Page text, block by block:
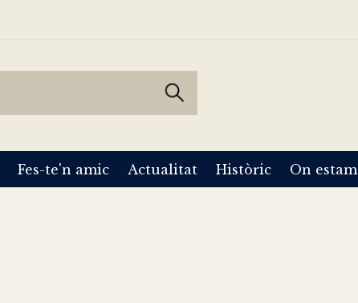
Fes-te'n amic Actualitat Històric On estam